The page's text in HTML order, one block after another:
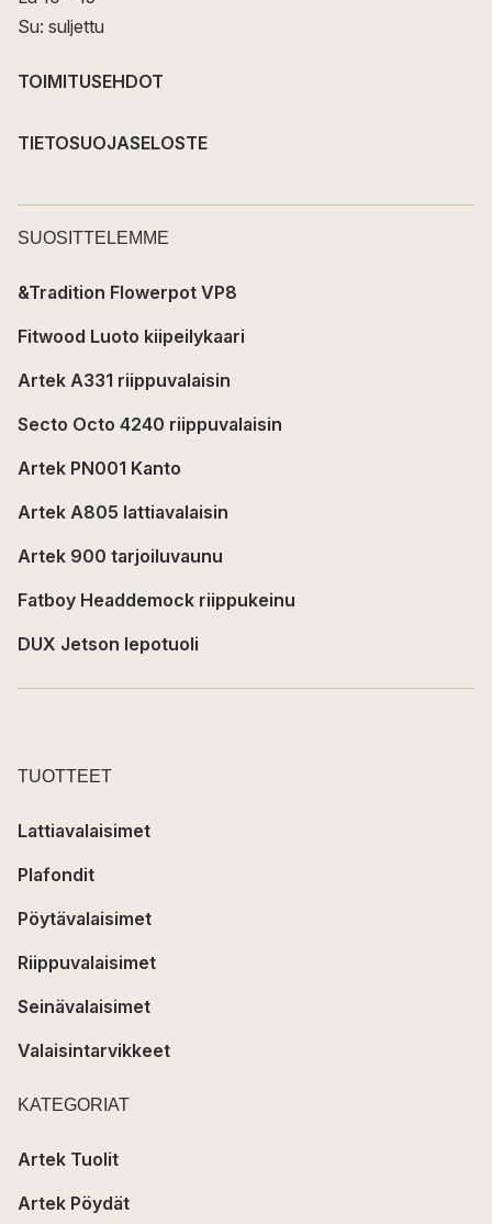
Su: suljettu
TOIMITUSEHDOT
TIETOSUOJASELOSTE
SUOSITTELEMME
&Tradition Flowerpot VP8
Fitwood Luoto kiipeilykaari
Artek A331 riippuvalaisin
Secto Octo 4240 riippuvalaisin
Artek PN001 Kanto
Artek A805 lattiavalaisin
Artek 900 tarjoiluvaunu
Fatboy Headdemock riippukeinu
DUX Jetson lepotuoli
TUOTTEET
Lattiavalaisimet
Plafondit
Pöytävalaisimet
Riippuvalaisimet
Seinävalaisimet
Valaisintarvikkeet
KATEGORIAT
Artek Tuolit
Artek Pöydät